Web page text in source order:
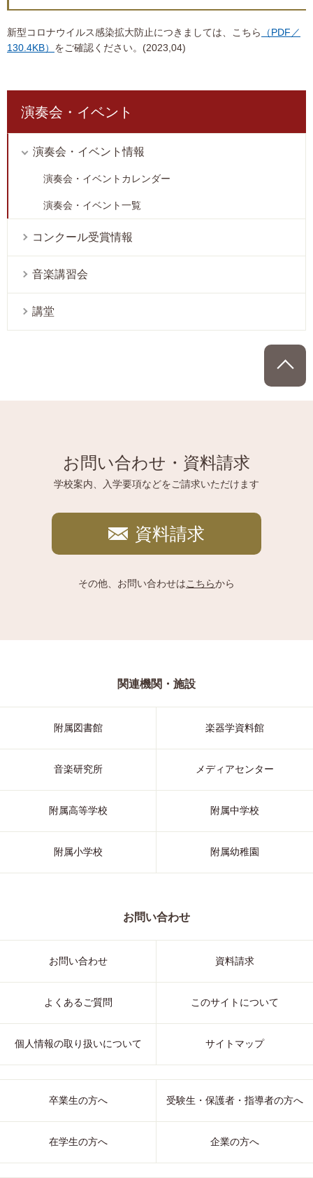
新型コロナウイルス感染拡大防止につきましては、こちら
（PDF／
130.4KB） をご確認ください。(2023,04)
演奏会・イベント
演奏会・イベント情報
演奏会・イベントカレンダー
演奏会・イベント一覧
コンクール受賞情報
音楽講習会
講堂
お問い合わせ・資料請求
学校案内、入学要項などをご請求いただけます
資料請求
その他、お問い合わせはこちらから
関連機関・施設
附属図書館 楽器学資料館
音楽研究所 メディアセンター
附属高等学校 附属中学校
附属小学校 附属幼稚園
お問い合わせ
お問い合わせ 資料請求
よくあるご質問 このサイトについて
個人情報の取り扱いについて サイトマップ
卒業生の方へ 受験生・保護者・指導者の方へ
在学生の方へ 企業の方へ